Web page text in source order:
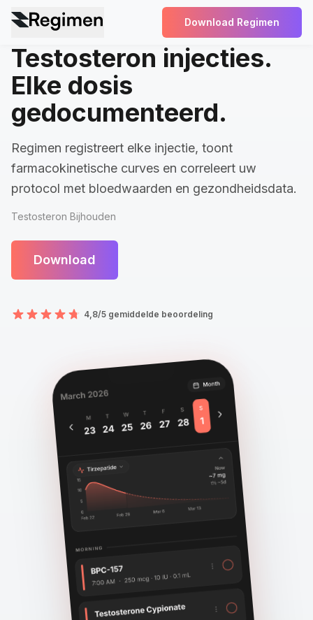
Download Regimen
Testosteron injecties.
Elke dosis
gedocumenteerd.
Regimen registreert elke injectie, toont
farmacokinetische curves en correleert uw
protocol met bloedwaarden en gezondheidsdata.
Testosteron Bijhouden
Download
4,8/5 gemiddelde beoordeling